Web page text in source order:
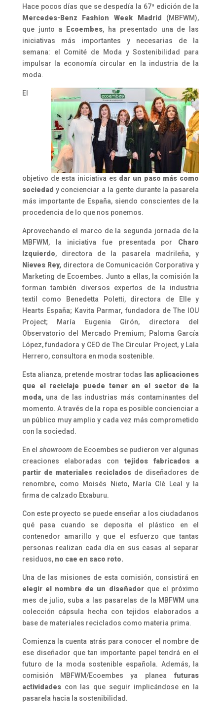
Hace pocos días que se despedía la 67ª edición de la
Mercedes-Benz Fashion Week Madrid
(MBFWM),
que junto a
Ecoembes, ha presentado una de las
iniciativas más importantes y necesarias de la
semana: el Comité de Moda y Sostenibilidad para
impulsar la economía circular en la industria de la
moda.
El
objetivo de esta iniciativa es dar un paso más como
sociedad y concienciar a la gente durante la pasarela
más importante de España, siendo conscientes de la
procedencia de lo que nos ponemos.
Aprovechando el marco de la segunda jornada de la
MBFWM, la iniciativa fue presentada por Charo
Izquierdo, directora de la pasarela madrileña, y
Nieves Rey,directora de Comunicación Corporativa y
Marketing de Ecoembes. Junto a ellas, la comisión la
forman también diversos expertos de la industria
textil como Benedetta Poletti, directora de Elle y
Hearts España; Kavita Parmar, fundadora de The IOU
Project; María Eugenia Girón, directora del
Observatorio del Mercado Premium; Paloma García
López, fundadora y CEO de The Circular Project, y Lala
Herrero, consultora en moda sostenible.
Esta alianza, pretende mostrar todas
las aplicaciones
que el reciclaje puede tener en el sector de la
moda,una de las industrias más contaminantes del
momento. A través de la ropa es posible concienciar a
un público muy amplio y cada vez más comprometido
con la sociedad.
En el showroom de Ecoembes se pudieron ver algunas
creaciones elaboradas con tejidos fabricados a
partir de materiales reciclados de diseñadores de
renombre, como Moisés Nieto, María Clè Leal y la
firma de calzado Etxaburu.
Con este proyecto se puede enseñar a los ciudadanos
qué pasa cuando se deposita el plástico en el
contenedor amarillo y que el esfuerzo que tantas
personas realizan cada día en sus casas al separar
residuos, no cae en saco roto.
Una de las misiones de esta comisión, consistirá en
elegir el nombre de un diseñadorque el próximo
mes de julio, suba a las pasarelas de la MBFWM una
colección cápsula hecha con tejidos elaborados a
base de materiales reciclados como materia prima.
Comienza la cuenta atrás para conocer el nombre de
ese diseñador que tan importante papel tendrá en el
futuro de la moda sostenible española. Además, la
comisión MBFWM/Ecoembes ya planea futuras
actividadescon las que seguir implicándose en la
pasarela hacia la sostenibilidad.